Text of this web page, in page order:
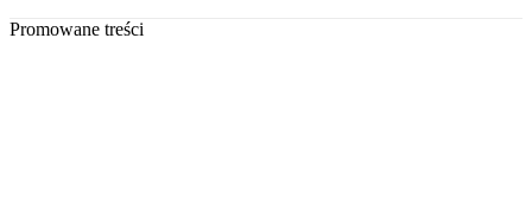
Promowane treści